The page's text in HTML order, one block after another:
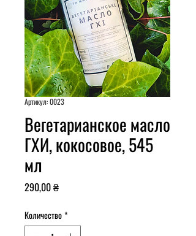
Артикул: 0023
Вегетарианское масло
ГХИ, кокосовое, 545
мл
290,00 ₴Цена
Количество*